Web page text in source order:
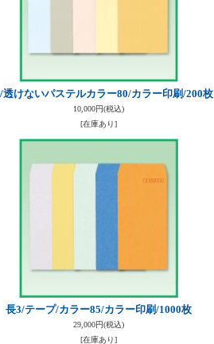
透けないパステルカラー80/カラー印刷/200枚
10,000円(税込)
[在庫あり]
長3/テープ/カラー85/カラー印刷/1000枚
29,000円(税込)
[在庫あり]